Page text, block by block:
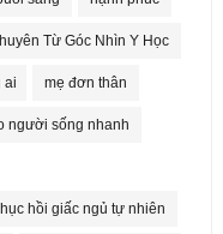
Từ Góc Nhìn Y Học
ai
mẹ đơn thân
người sống nhanh
hồi giấc ngủ tự nhiên